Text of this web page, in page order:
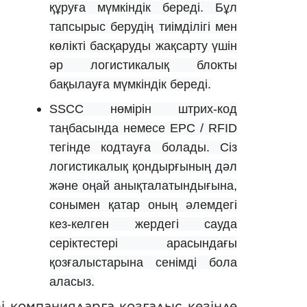
құруға мүмкіндік береді. Бұл
тапсырыс берудің тиімділігі мен
көлікті басқаруды жақсарту үшін
әр логистикалық блокты
бақылауға мүмкіндік береді.
SSCC нөмірін штрих-код
таңбасында немесе EPC / RFID
тегінде кодтауға болады. Сіз
логистикалық қондырғының дәл
және оңай анықталатындығына,
сонымен қатар оның әлемдегі
кез-келген жердегі сауда
серіктестері арасындағы
қозғалыстарына сенімді бола
аласыз.